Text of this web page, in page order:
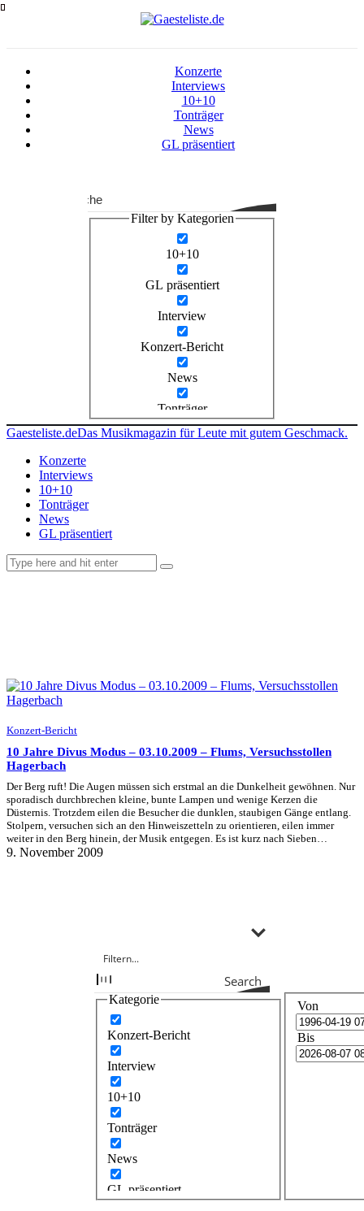
Konzerte
Interviews
10+10
Tonträger
News
GL präsentiert
Suche
Filter by Kategorien
10+10
GL präsentiert
Interview
Konzert-Bericht
News
Tonträger
Gaesteliste.deDas Musikmagazin für Leute mit gutem Geschmack.
Konzerte
Interviews
10+10
Tonträger
News
GL präsentiert
Konzert-Bericht
10 Jahre Divus Modus – 03.10.2009 – Flums, Versuchsstollen
Hagerbach
Der Berg ruft! Die Augen müssen sich erstmal an die Dunkelheit gewöhnen. Nur
sporadisch durchbrechen kleine, bunte Lampen und wenige Kerzen die
Düsternis. Trotzdem eilen die Besucher die dunklen, staubigen Gänge entlang.
Stolpern, versuchen sich an den Hinweiszetteln zu orientieren, eilen immer
weiter in den Berg hinein, der Musik entgegen. Es ist kurz nach Sieben…
9. November 2009
Search
Kategorie
Konzert-Bericht
Interview
10+10
Tonträger
News
GL präsentiert
Von
Bis